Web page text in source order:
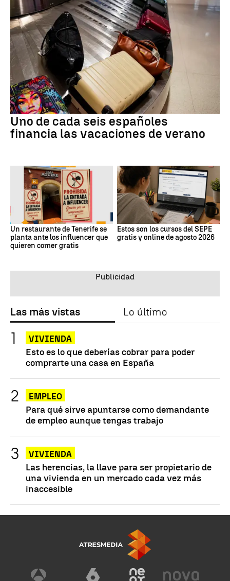
Uno de cada seis españoles
financia las vacaciones de verano
Un restaurante de Tenerife se
planta ante los influencer que
quieren comer gratis
Estos son los cursos del SEPE
gratis y online de agosto 2026
Las más vistas Lo último
VIVIENDA
Esto es lo que deberías cobrar para poder
comprarte una casa en España
EMPLEO
Para qué sirve apuntarse como demandante
de empleo aunque tengas trabajo
VIVIENDA
Las herencias, la llave para ser propietario de
una vivienda en un mercado cada vez más
inaccesible